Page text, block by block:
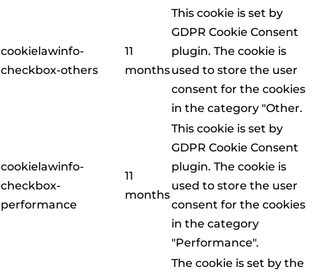
cookielawinfo-
checkbox-others
11
months
This cookie is set by
GDPR Cookie Consent
plugin. The cookie is
used to store the user
consent for the cookies
in the category "Other.
cookielawinfo-
checkbox-
performance
11
months
This cookie is set by
GDPR Cookie Consent
plugin. The cookie is
used to store the user
consent for the cookies
in the category
"Performance".
The cookie is set by the